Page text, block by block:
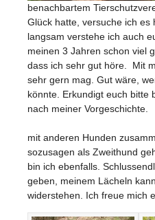
benachbartem
Glück hatte, versuche ich es
langsam verstehe ich auch
meinen 3 Jahren schon viel
dass ich sehr gut höre. Mit
sehr gern mag. Gut wäre,
könnte. Erkundigt euch bitte
nach meiner
Hier im
mit anderen Hunden
sozusagen als Zweithund
bin ich ebenfalls.
geben, meinem Lächeln
widerstehen. Ich freue mich